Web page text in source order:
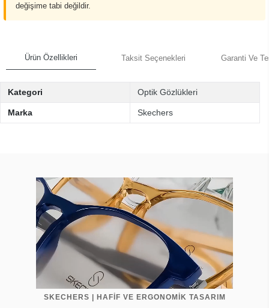
değişime tabi değildir.
Ürün Özellikleri Taksit Seçenekleri Garanti Ve
Kategori Optik Gözlükleri
Marka Skechers
SKECHERS | HAFİF VE ERGONOMİK TASARIM